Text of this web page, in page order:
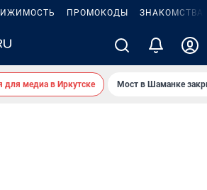
ПРОМОКОДЫ ЗНАКОМСТВА
для медиа в Иркутске Мост в Шаманке